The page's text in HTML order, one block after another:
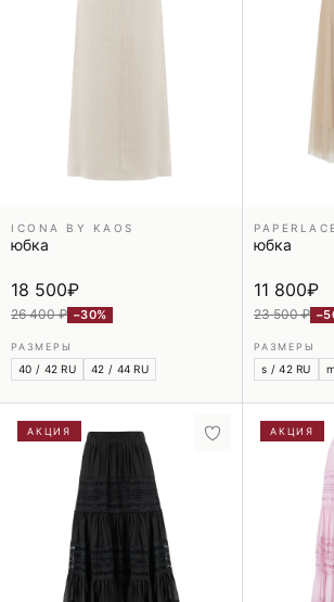
ICONA BY KAOS
юбка
18 500₽
26 400 ₽ −30%
РАЗМЕРЫ
40 / 42 RU 42 / 44 RU
PAPERLACE
юбка
11 800₽
23 500 ₽
РАЗМЕРЫ
s / 42 RU
АКЦИЯ АКЦИЯ